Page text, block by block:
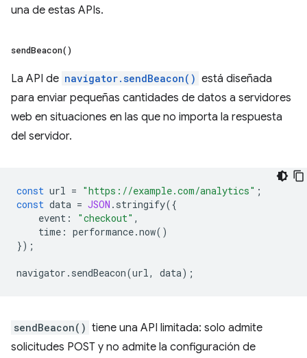
una de estas APIs.
sendBeacon()
La API de navigator.sendBeacon() está diseñada
para enviar pequeñas cantidades de datos a servidores
web en situaciones en las que no importa la respuesta
del servidor.
const url = "https://example.com/analytics" ;
const data = JSON . stringify({
event : "checkout" ,
time : performance.now()
});
navigator . sendBeacon(url , data);
sendBeacon() tiene una API limitada: solo admite
solicitudes POST y no admite la configuración de